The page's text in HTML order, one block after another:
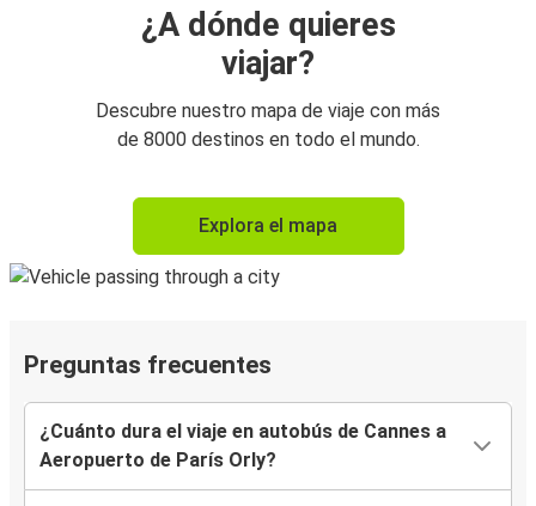
¿A dónde quieres
viajar?
Descubre nuestro mapa de viaje con más
de 8000 destinos en todo el mundo.
Explora el mapa
Preguntas frecuentes
¿Cuánto dura el viaje en autobús de Cannes a
Aeropuerto de París Orly?